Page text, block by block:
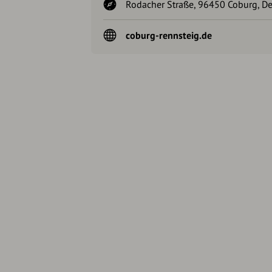
Rodacher Straße, 96450 Coburg,
coburg-rennsteig.de